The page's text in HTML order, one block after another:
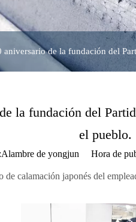
aniversario de la fundación del
la fundación del
el pueblo.
de yongjun Hora de
calamación japonés del